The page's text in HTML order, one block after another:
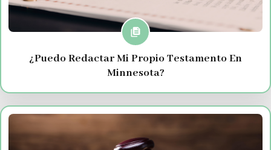
¿Puedo Redactar Mi Propio Testamento En
Minnesota?